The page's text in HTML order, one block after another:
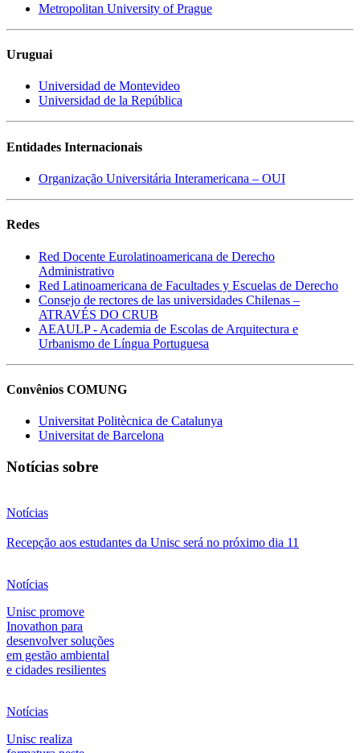
Metropolitan University of Prague
Uruguai
Universidad de Montevideo
Universidad de la República
Entidades Internacionais
Organização Universitária Interamericana – OUI
Redes
Red Docente Eurolatinoamericana de Derecho
Administrativo
Red Latinoamericana de Facultades y Escuelas de Derecho
Consejo de rectores de las universidades Chilenas –
ATRAVÉS DO CRUB
AEAULP - Academia de Escolas de Arquitectura e
Urbanismo de Língua Portuguesa
Convênios COMUNG
Universitat Politècnica de Catalunya
Universitat de Barcelona
Notícias sobre
Notícias
Recepção aos estudantes da Unisc será no próximo dia 11
Notícias
Unisc promove
Inovathon para
desenvolver soluções
em gestão ambiental
e cidades resilientes
Notícias
Unisc realiza